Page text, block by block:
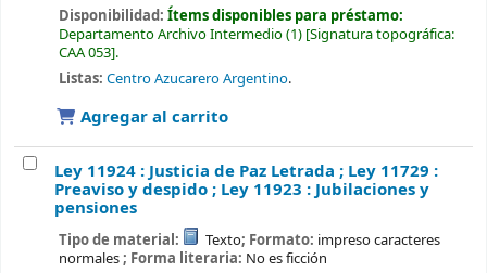
Disponibilidad: Ítems disponibles para préstamo:
Departamento Archivo Intermedio(1) Signatura topográfica:
CAA 053 .
Listas: Centro Azucarero Argentino.
Agregar al carrito
Ley 11924 : Justicia de Paz Letrada ; Ley 11729 :
Preaviso y despido ; Ley 11923 : Jubilaciones y
pensiones
Tipo de material: Texto; Formato: impreso caracteres
normales; Forma literaria: No es ficción